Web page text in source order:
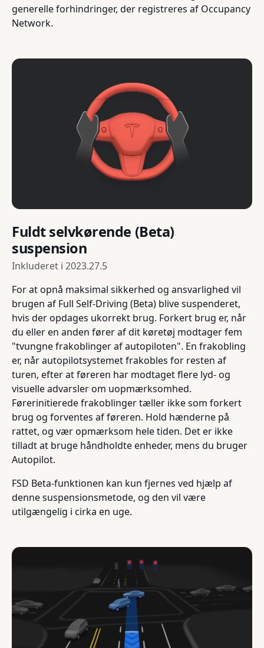
generelle forhindringer, der registreres af Occupancy
Network.
Fuldt selvkørende (Beta)
suspension
Inkluderet i 2023.27.5
For at opnå maksimal sikkerhed og ansvarlighed vil
brugen af Full Self-Driving (Beta) blive suspenderet,
hvis der opdages ukorrekt brug. Forkert brug er, når
du eller en anden fører af dit køretøj modtager fem
"tvungne frakoblinger af autopiloten". En frakobling
er, når autopilotsystemet frakobles for resten af
turen, efter at føreren har modtaget flere lyd- og
visuelle advarsler om uopmærksomhed.
Førerinitierede frakoblinger tæller ikke som forkert
brug og forventes af føreren. Hold hænderne på
rattet, og vær opmærksom hele tiden. Det er ikke
tilladt at bruge håndholdte enheder, mens du bruger
Autopilot.
FSD Beta-funktionen kan kun fjernes ved hjælp af
denne suspensionsmetode, og den vil være
utilgængelig i cirka en uge.